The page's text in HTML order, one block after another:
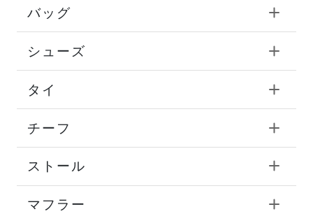
バッグ
シューズ
タイ
チーフ
ストール
マフラー